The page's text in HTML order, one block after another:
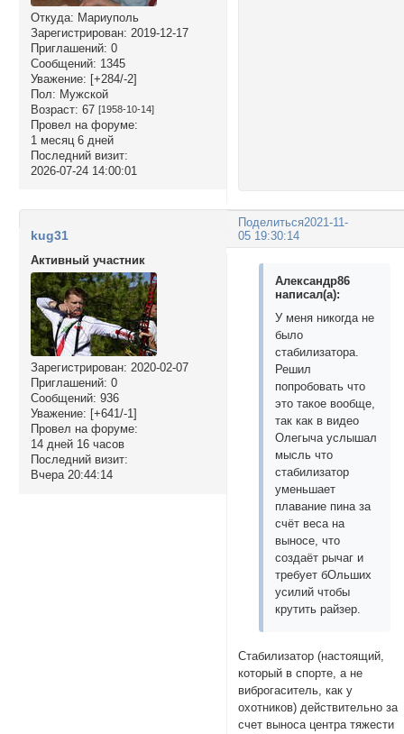
Откуда: Мариуполь
Зарегистрирован: 2019-12-17
Приглашений: 0
Сообщений: 1345
Уважение: [+284/-2]
Пол: Мужской
Возраст: 67 [1958-10-14]
Провел на форуме:
1 месяц 6 дней
Последний визит:
2026-07-24 14:00:01
Поделиться2021-11-
05 19:30:14
kug31
Активный участник
Зарегистрирован: 2020-02-07
Приглашений: 0
Сообщений: 936
Уважение: [+641/-1]
Провел на форуме:
14 дней 16 часов
Последний визит:
Вчера 20:44:14
Александр86
написал(а):
У меня никогда не
было
стабилизатора.
Решил
попробовать что
это такое вообще,
так как в видео
Олегыча услышал
мысль что
стабилизатор
уменьшает
плавание пина за
счёт веса на
выносе, что
создаёт рычаг и
требует бОльших
усилий чтобы
крутить райзер.
Стабилизатор (настоящий,
который в спорте, а не
виброгаситель, как у
охотников) действительно за
счет выноса центра тяжести